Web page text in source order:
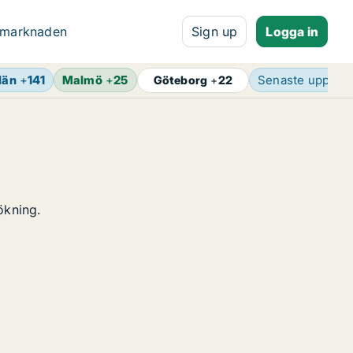
Sign up Logga in
+141 Malmö+25 Göteborg +22 Senaste